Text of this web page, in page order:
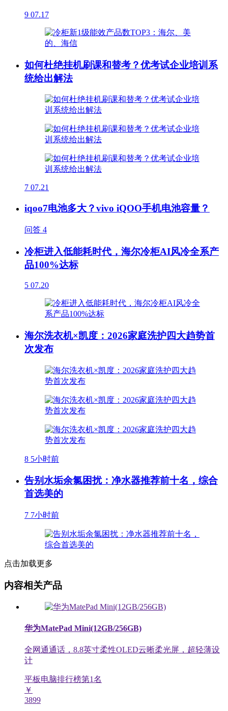
9 07.17
如何杜绝挂机刷课和替考？优考试企业培训系
统给出解法
7 07.21
iqoo7电池多大？vivo iQOO手机电池容量？
问答 4
冷柜进入低能耗时代，海尔冷柜AI风冷全系产
品100%达标
5 07.20
海尔洗衣机×凯度：2026家庭洗护四大趋势首
次发布
8 5小时前
告别水垢余氯困扰：净水器推荐前十名，综合
首选美的
7 7小时前
点击加载更多
内容相关产品
华为MatePad Mini(12GB/256GB)
全网通通话，8.8英寸柔性OLED云晰柔光屏，超轻薄设
计
平板电脑排行榜第1名
￥
3899